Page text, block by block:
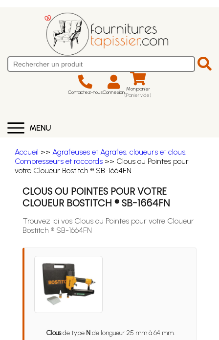
Contactez-nousConnexion Mon panier
(Panier vide)
MENU
Accueil >> Agrafeuses et Agrafes, cloueurs et clous,
Compresseurs et raccords >> Clous ou Pointes pour
votre Cloueur Bostitch ® SB-1664FN
CLOUS OU POINTES POUR VOTRE
CLOUEUR BOSTITCH ® SB-1664FN
Trouvez ici vos Clous ou Pointes pour votre Cloueur
Bostitch ® SB-1664FN
Clousde type Nde longueur 25 mm à 64 mm.